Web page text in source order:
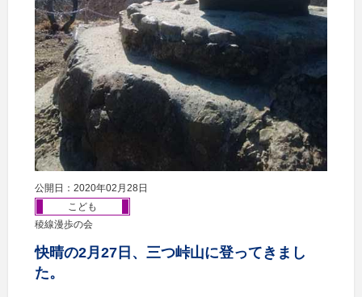
公開日：2020年02月28日
こども
稜線漫歩の会
快晴の2月27日、三つ峠山に登ってきまし
た。